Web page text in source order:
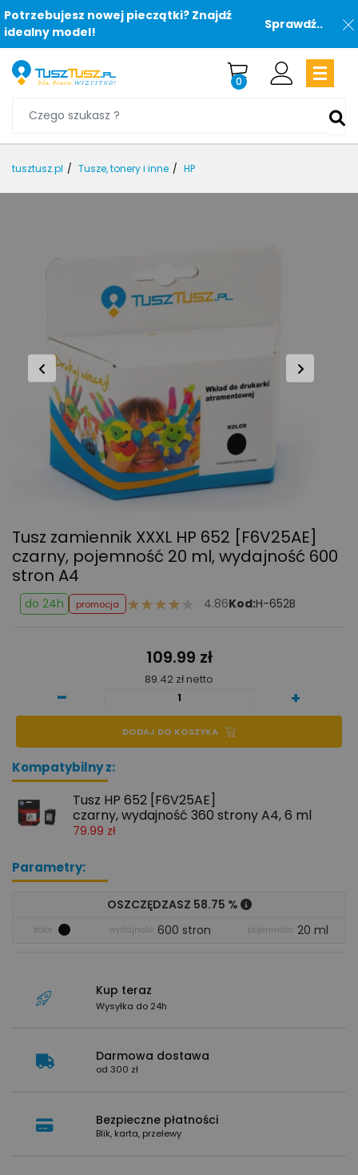
Potrzebujesz nowej pieczątki? Znajdź
idealny model!
Sprawdź..
0
tusztusz.pl Tusze, tonery i inne HP
Tusz zamiennik XXXL HP 652 [F6V25AE]
czarny, pojemność 20 ml, wydajność 600
stron A4
do 24h promocja 4.86Kod:H-652B
109.99 zł
89.42 zł netto
- +
DODAJ DO KOSZYKA
Kompatybilny z:
Tusz HP 652 [F6V25AE]
czarny, wydajność 360 strony A4, 6 ml
79.99 zł
Parametry:
OSZCZĘDZASZ 58.75 %
kolor wydajność 600 stron pojemność 20 ml
Kup teraz
Wysyłka do 24h
Darmowa dostawa
od 300 zł
Bezpieczne płatności
Blik, karta, przelewy